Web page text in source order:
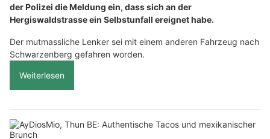
der Polizei die Meldung ein, dass sich an der
Hergiswaldstrasse ein Selbstunfall ereignet habe.
Der mutmassliche Lenker sei mit einem anderen Fahrzeug nach
Schwarzenberg gefahren worden.
Weiterlesen